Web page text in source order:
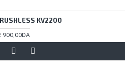
KV2200
900,00DA